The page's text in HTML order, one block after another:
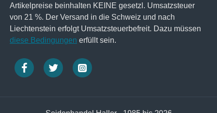
Artikelpreise beinhalten KEINE gesetzl. Umsatzsteuer
von 21 %. Der Versand in die Schweiz und nach
Liechtenstein erfolgt Umsatzsteuerbefreit. Dazu müssen
diese Bedingungen erfüllt sein.